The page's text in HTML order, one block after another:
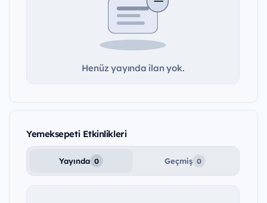
Henüz yayında ilan yok.
Yemeksepeti Etkinlikleri
Yayında 0 Geçmiş 0